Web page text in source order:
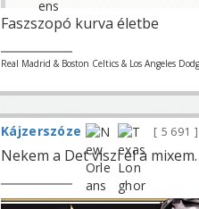
Faszszopó kurva életbe
Real Madrid & Boston Celtics & Los Angeles
Kájzerszóze 5 691
Nekem a Det viszi el a